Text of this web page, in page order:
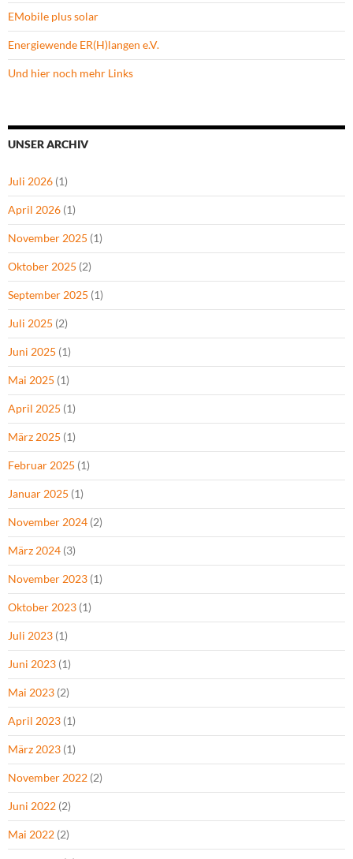
EMobile plus solar
Energiewende ER(H)langen e.V.
Und hier noch mehr Links
UNSER ARCHIV
Juli 2026 (1)
April 2026 (1)
November 2025 (1)
Oktober 2025 (2)
September 2025 (1)
Juli 2025 (2)
Juni 2025 (1)
Mai 2025 (1)
April 2025 (1)
März 2025 (1)
Februar 2025 (1)
Januar 2025 (1)
November 2024 (2)
März 2024 (3)
November 2023 (1)
Oktober 2023 (1)
Juli 2023 (1)
Juni 2023 (1)
Mai 2023 (2)
April 2023 (1)
März 2023 (1)
November 2022 (2)
Juni 2022 (2)
Mai 2022 (2)